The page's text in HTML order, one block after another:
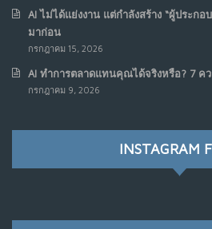
6
7
เมื่อรัฐบาลเริ่มคิดแบบแพลตฟอร์
ราชการไปตลอดกาล
NO COMMENTS
เมื่อโลกออนไลน์ กลายเป็น“ศาลเ
AI ไม่ได้แย่งงาน แต่กำลังสร้าง “ผู้ประก
มาก่อน
กรกฎาคม 15, 2026
AI ทำการตลาดแทนคุณได้จริงหรือ? 7 ค
กรกฎาคม 9, 2026
INSTAGRAM